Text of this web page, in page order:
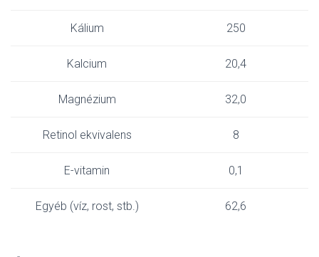
Kálium 250
Kalcium 20,4
Magnézium 32,0
Retinol ekvivalens 8
E-vitamin 0,1
Egyéb (víz, rost, stb.) 62,6